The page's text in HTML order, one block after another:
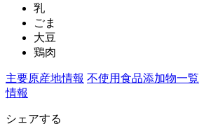
乳
ごま
大豆
鶏肉
主要原産地情報 不使用食品添加物一覧
情報
シェアする